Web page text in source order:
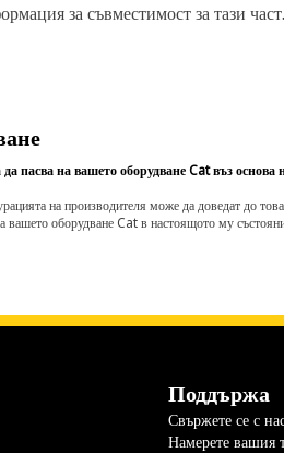
за съвместимост за тази част.
пасва на вашето оборудване Cat въз
на производителя може да доведат до
вашето оборудване Cat в настоящото му
Поддържа
Свържете се с
Намерете вашия